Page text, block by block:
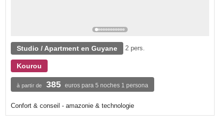
Studio / Apartment en Guyane 2 pers.
Kourou
à partir de 385 euros para 5 noches 1 persona
Confort & conseil - amazonie & technologie